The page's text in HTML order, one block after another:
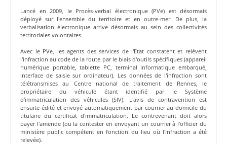
Lancé en 2009, le Procès-verbal électronique(PVe) est désormais
déployé sur l'ensemble du territoire et en outre-mer. De plus, la
verbalisation électronique arrive désormais au sein des collectivités
territoriales volontaires.
Avec le PVe, lesagents des services de l'Etat constatent et relèvent
l'infraction au code de la route par le biais d'outils spécifiques (appareil
numérique portable, tablette PC, terminal informatique embarqué,
interface de saisie sur ordinateur). Les données de l'infraction sont
télétransmises au Centre national de traitement de Rennes, le
propriétaire du véhicule étant identifié par le Système
d'immatriculation des véhicules (SIV). L'avis de contravention est
ensuite édité et envoyé automatiquement par courrier au domicile du
titulaire du certificat d'immatriculation. Le contrevenant doit alors
payer l'amende(ou lacontesteren envoyant un courrier à l'officier du
ministère public compétent en fonction du lieu où l'infraction a été
relevée).